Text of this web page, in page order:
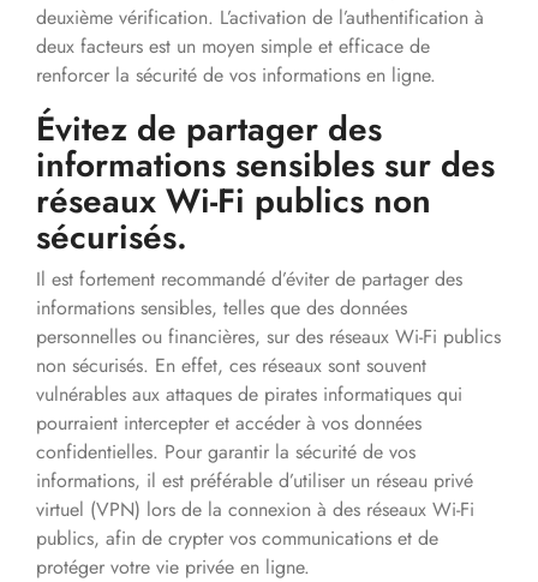
deuxième vérification. L’activation de l’authentification à
deux facteurs est un moyen simple et efficace de
renforcer la sécurité de vos informations en ligne.
Évitez de partager des
informations sensibles sur des
réseaux Wi-Fi publics non
sécurisés.
Il est fortement recommandé d’éviter de partager des
informations sensibles, telles que des données
personnelles ou financières, sur des réseaux Wi-Fi publics
non sécurisés. En effet, ces réseaux sont souvent
vulnérables aux attaques de pirates informatiques qui
pourraient intercepter et accéder à vos données
confidentielles. Pour garantir la sécurité de vos
informations, il est préférable d’utiliser un réseau privé
virtuel (VPN) lors de la connexion à des réseaux Wi-Fi
publics, afin de crypter vos communications et de
protéger votre vie privée en ligne.